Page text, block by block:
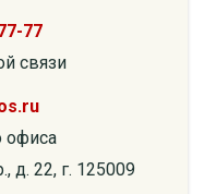
77
связи
офиса
д. 22, г. 125009